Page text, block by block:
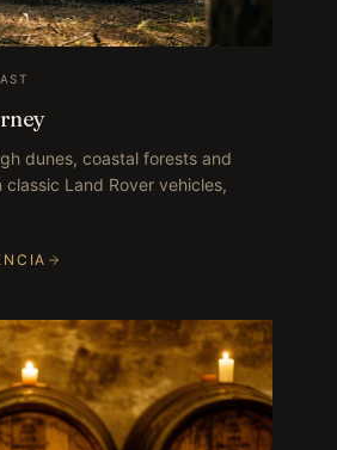
dunes, coastal forests and
Land Rover vehicles,